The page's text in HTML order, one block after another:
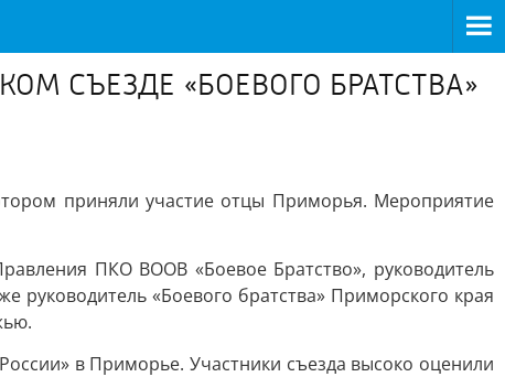
СЪЕЗДЕ «БОЕВОГО БРАТСТВА»
приняли участие отцы Приморья. Мероприятие
ПКО ВООВ «Боевое Братство», руководитель
руководитель «Боевого братства» Приморского края
в Приморье. Участники съезда высоко оценили